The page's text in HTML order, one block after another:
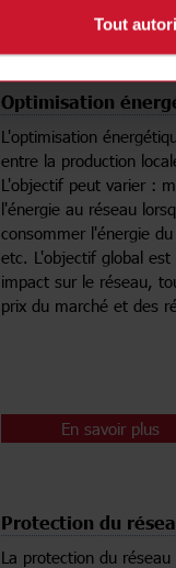
Tout
Optimisation
L'optimisation
entre la production
L'objectif peut varier :
l'énergie au réseau
consommer l'énergie
etc. L'objectif global
impact sur le réseau,
prix du marché et des
En savoir plus
Protection du
La protection du